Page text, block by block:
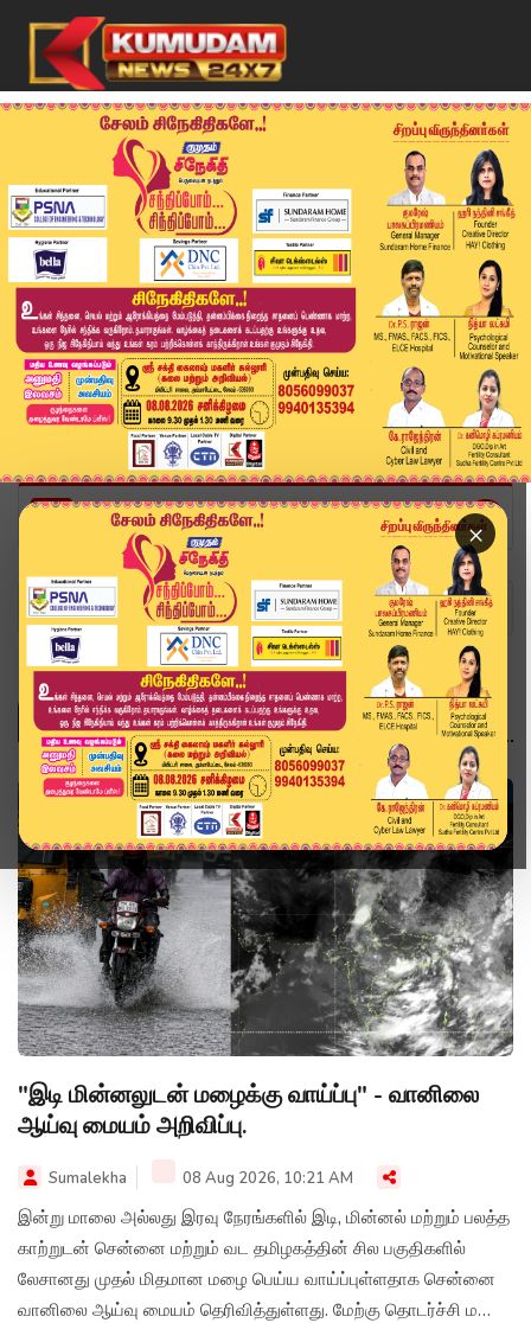
×
Home Topics Pudhucherry
PUDHUCHERRY
"இடி மின்னலுடன் மழைக்கு வாய்ப்பு" - வானிலை
ஆய்வு மையம் அறிவிப்பு.
Sumalekha 08 Aug 2026, 10:21 AM
இன்று மாலை அல்லது இரவு நேரங்களில் இடி, மின்னல் மற்றும் பலத்த
காற்றுடன் சென்னை மற்றும் வட தமிழகத்தின் சில பகுதிகளில்
லேசானது முதல் மிதமான மழை பெய்ய வாய்ப்புள்ளதாக சென்னை
வானிலை ஆய்வு மையம் தெரிவித்துள்ளது. மேற்கு தொடர்ச்சி மலை